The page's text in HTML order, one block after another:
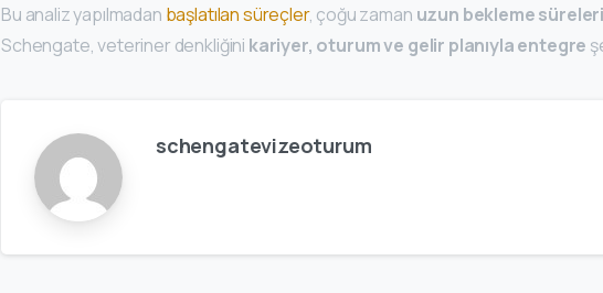
Bu analiz yapılmadan başlatılan süreçler, çoğu zaman uzun bekleme
Schengate, veteriner denkliğini kariyer, oturum ve gelir planıyla entegre
schengatevizeoturum